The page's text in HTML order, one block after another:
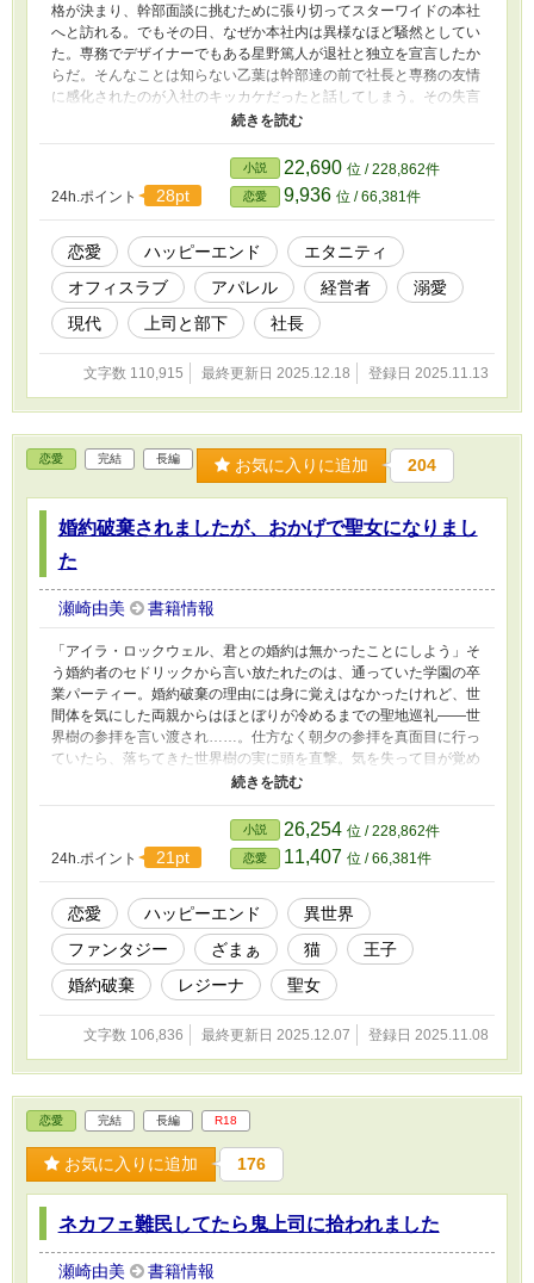
格が決まり、幹部面談に挑むために張り切ってスターワイドの本社
へと訪れる。でもその日、なぜか本社内は異様なほど騒然としてい
た。専務でデザイナーでもある星野篤人が退社と独立を宣言したか
らだ。そんなことは知らない乙葉は幹部達の前で社長と専務の友情
に感化されたのが入社のキッカケだったと話してしまう。その失言
のせいで社長の機嫌を損ねさせてしまい、企画部への出向を命じら
れる乙葉。その逆ギレ人事に戸惑いつつ、慣れない本社勤務で自分
にできることを見つけて奮闘していると、徐々に社長からも信頼し
てもらえるように…… そして、仕事人間だと思っていた社長の意
外な一面を目にすることで、乙葉の気持ちが憧れから恋心へと変わ
っていく。 全50話。約11万字で完結です。
24h.ポイント 28pt
小説 22,690 位 / 228,862件
恋愛 9,936 位 / 66,381件
恋愛 ハッピーエンド
エタニティ
オフィスラブ
アパレル 経営者
溺愛
現代
上司と部下 社長
文字数 110,915 最終更新日 2025.12.18 登録日 2025.11.13
恋愛 完結 長編 お気に入りに追加 204
婚約破棄されましたが、おかげで聖女になりまし
た
瀬崎由美 書籍情報
「アイラ・ロックウェル、君との婚約は無かったことにしよう」そ
う婚約者のセドリックから言い放たれたのは、通っていた学園の卒
業パーティー。婚約破棄の理由には身に覚えはなかったけれど、世
間体を気にした両親からはほとぼりが冷めるまでの聖地巡礼——世
界樹の参拝を言い渡され……。仕方なく朝夕の参拝を真面目に行っ
ていたら、落ちてきた世界樹の実に頭を直撃。気を失って目が覚め
た時、私は神官達に囲まれ、横たえていた胸の上には実から生まれ
たという聖獣が乗っかっていた。どうやら私は聖獣に見初められた
聖女らしい。 そして、その場に偶然居合わせていた第三王子から
求婚される。問題児だという噂の第三王子、パトリック。聖女と婚
約すれば神殿からの後ろ盾が得られると明け透けに語る王子に、私
は逆に清々しさを覚えた。
24h.ポイント 21pt
小説 26,254 位 / 228,862件
恋愛 11,407 位 / 66,381件
恋愛 ハッピーエンド
異世界
ファンタジー
ざまぁ 猫
王子
婚約破棄
レジーナ 聖女
文字数 106,836 最終更新日 2025.12.07 登録日 2025.11.08
恋愛 完結 長編 R18
お気に入りに追加 176
ネカフェ難民してたら鬼上司に拾われました
瀬崎由美 書籍情報